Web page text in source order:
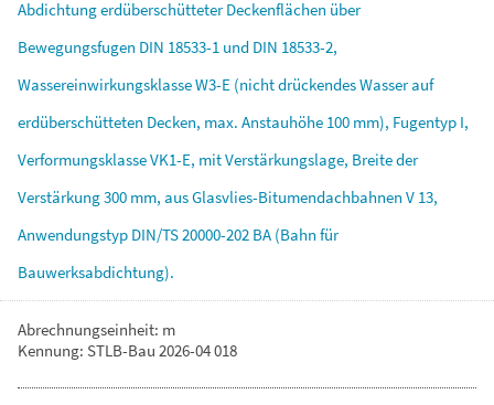
AbdichtungerdüberschütteterDeckenflächen über
Bewegungsfugen DIN 18533-1 und DIN 18533-2,
WassereinwirkungsklasseW3-E (nichtdrückendesWasserauf
erdüberschütteten Decken, max. Anstauhöhe 100 mm), Fugentyp I,
VerformungsklasseVK1-E, mitVerstärkungslage, Breiteder
Verstärkung300 mm, ausGlasvlies-Bitumendachbahnen V 13,
Anwendungstyp DIN/TS20000-202 BA (Bahn für
Bauwerksabdichtung).
Abrechnungseinheit: m
Kennung: STLB-Bau 2026-04 018